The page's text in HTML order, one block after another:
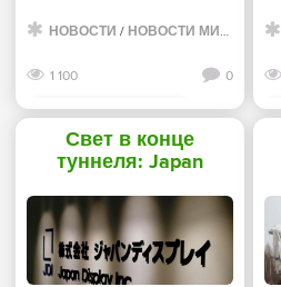
НОВОСТИ / НОВОСТИ МИРА ИНТЕРНЕТ
1 100 0
Смотреть дальше
Свет в конце
туннеля: Japan
долгожданную
финансовую
поддержку -
«Новости сети»